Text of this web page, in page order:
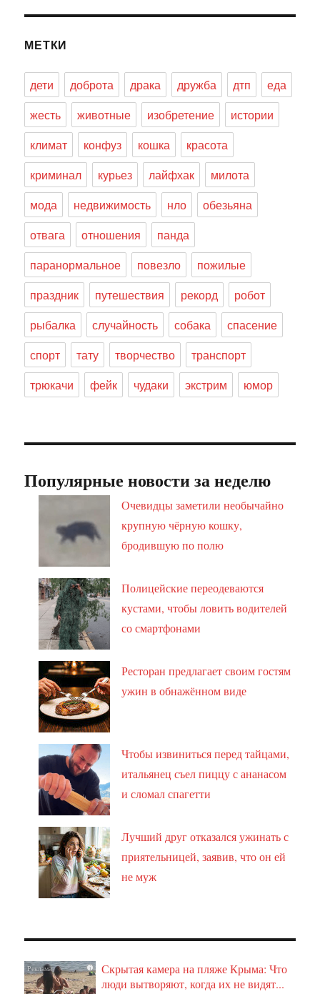
МЕТКИ
дети доброта драка дружба дтп
еда
жесть
животные изобретение
истории
климат
конфуз кошка
красота
криминал
курьез лайфхак
милота
мода
недвижимость нло
обезьяна
отвага
отношения
панда
паранормальное
повезло
пожилые
праздник
путешествия рекорд
робот
рыбалка
случайность собака
спасение
спорт
тату творчество
транспорт
трюкачи
фейк чудаки экстрим юмор
Популярные новости за неделю
Очевидцы заметили необычайно
крупную чёрную кошку,
бродившую по полю
Полицейские переодеваются
кустами, чтобы ловить водителей
со смартфонами
Ресторан предлагает своим гостям
ужин в обнажённом виде
Чтобы извиниться перед тайцами,
итальянец съел пиццу с ананасом
и сломал спагетти
Лучший друг отказался ужинать с
приятельницей, заявив, что он ей
не муж
i
Скрытая камера на пляже Крыма: Что
люди вытворяют, когда их не видят...